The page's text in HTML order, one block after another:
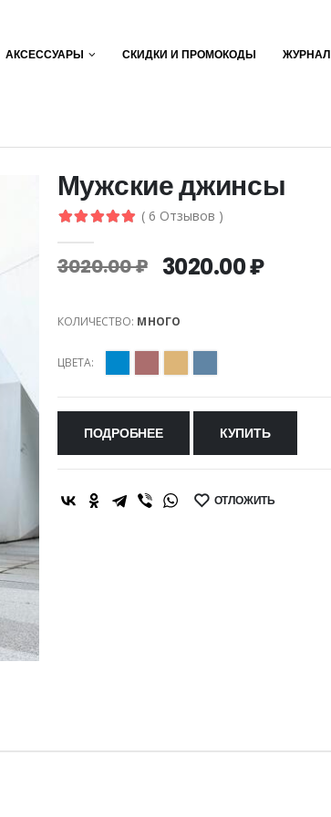
АКСЕССУАРЫ СКИДКИ И ПРОМОКОДЫ ЖУРНАЛ
Мужские джинсы
( 6 Отзывов )
3020.00 ₽ 3020.00 ₽
КОЛИЧЕСТВО: МНОГО
ЦВЕТА:
ПОДРОБНЕЕ КУПИТЬ
SHARE: ОТЛОЖИТЬ